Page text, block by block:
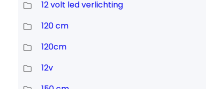
12 volt led verlichting
120 cm
120cm
12v